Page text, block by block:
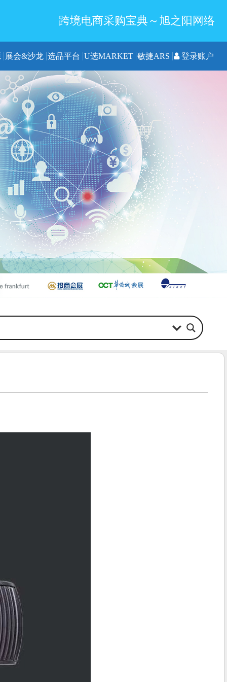
跨境电商采购宝典～旭之阳网络
展会&沙龙 选品平台 U选MARKET 敏捷ARS 登录账户